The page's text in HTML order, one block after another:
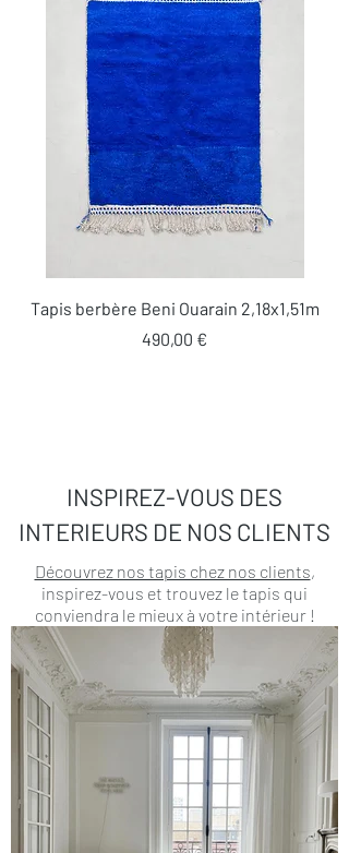
Tapis berbère Beni Ouarain 2,18x1,51m
Prix
490,00 €
INSPIREZ-VOUS DES
INTERIEURS DE NOS CLIENTS
Découvrez nos tapis chez nos clients,
inspirez-vous et trouvez le tapis qui
conviendra le mieux à votre intérieur !